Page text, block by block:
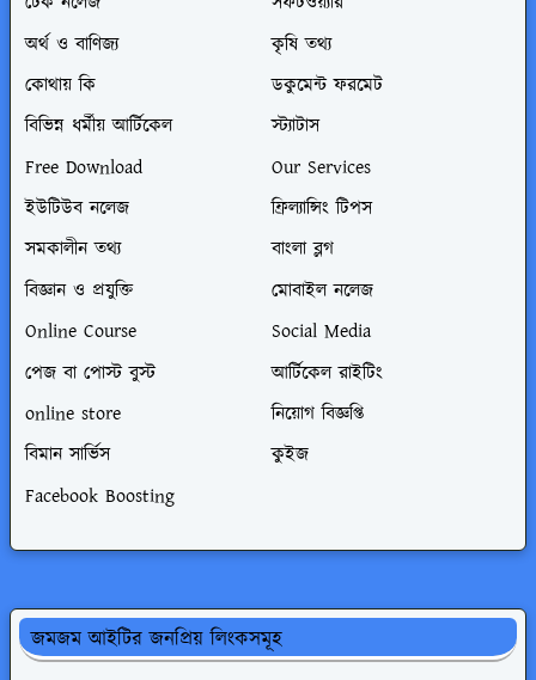
অর্থ ও বাণিজ্য
কৃষি তথ্য
কোথায় কি
ডকুমেন্ট ফরমেট
বিভিন্ন ধর্মীয় আর্টিকেল
স্ট্যাটাস
Free Download
Our Services
ইউটিউব নলেজ
ফ্রিল্যান্সিং টিপস
সমকালীন তথ্য
বাংলা ব্লগ
বিজ্ঞান ও প্রযুক্তি
মোবাইল নলেজ
Online Course
Social Media
পেজ বা পোস্ট বুস্ট
আর্টিকেল রাইটিং
online store
নিয়োগ বিজ্ঞপ্তি
বিমান সার্ভিস
কুইজ
Facebook Boosting
জমজম আইটির জনপ্রিয় লিংকসমূহ